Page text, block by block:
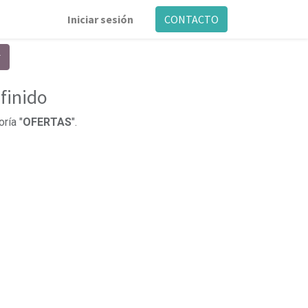
Iniciar sesión CONTACTO
"OFERTAS".